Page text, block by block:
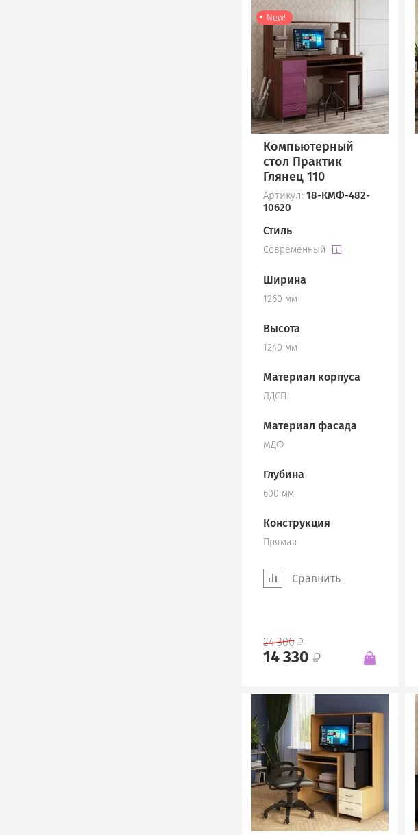
New!
Компьютерный
стол Практик
Глянец 110
Артикул: 18-КМФ-482-
10620
Стиль
Современный
Ширина
1260 мм
Высота
1240 мм
Материал корпуса
ЛДСП
Материал фасада
МДФ
Глубина
600 мм
Конструкция
Прямая
Сравнить
24 300
14 330